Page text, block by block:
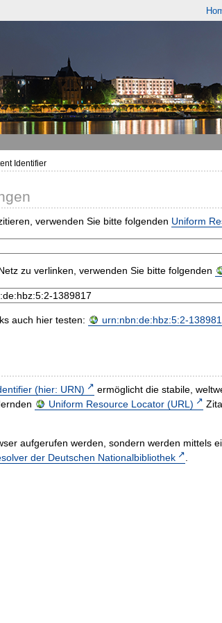
Identifier
verwenden Sie bitte folgenden Uniform
zu verlinken, verwenden Sie bitte folgenden
auch hier testen: urn:nbn:de:hbz:5:2-
(hier: URN)
ermöglicht die stabile,
Uniform Resource Locator (URL)
aufgerufen werden, sondern werden mittels
der Deutschen Nationalbibliothek .